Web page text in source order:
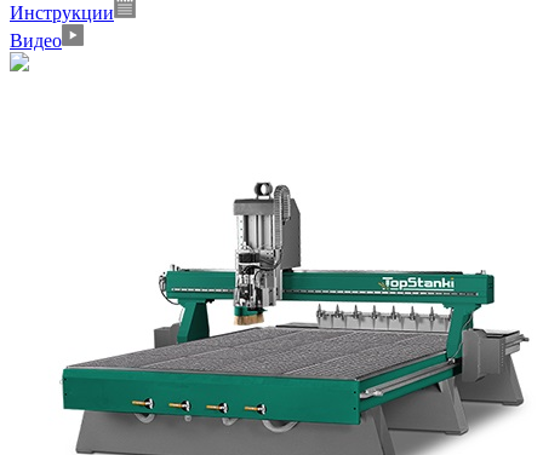
Инструкции
Видео